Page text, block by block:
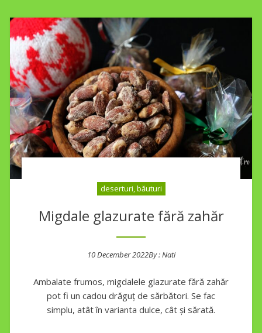
deserturi, băuturi
Migdale glazurate fără zahăr
10 December 2022By :Nati
Ambalate frumos, migdalele glazurate fără zahăr
pot fi un cadou drăguț de sărbători. Se fac
simplu, atât în varianta dulce, cât și sărată.